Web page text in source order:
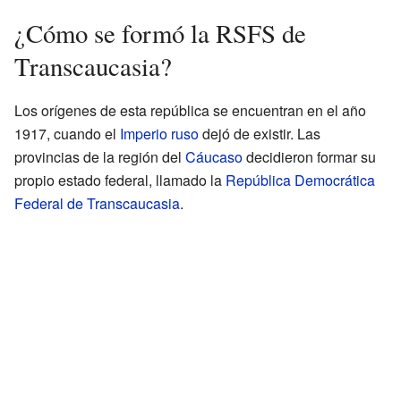
¿Cómo se formó la RSFS de
Transcaucasia?
Los orígenes de esta república se encuentran en el año
1917, cuando el Imperio rusodejó de existir. Las
provincias de la región del Cáucasodecidieron formar su
propio estado federal, llamado la República Democrática
Federal de Transcaucasia.